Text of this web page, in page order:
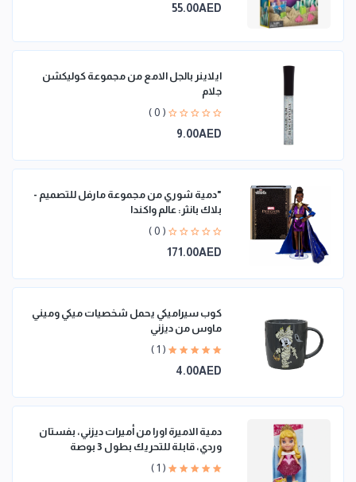
55.00AED
ايلاينر بالجل الامع من مجموعة كوليكشن
جلام
( 0 )
9.00AED
"دمية شوري من مجموعة مارفل للتصميم -
بلاك بانثر: عالم واكندا
( 0 )
171.00AED
كوب سيراميكي يحمل شخصيات ميكي وميني
ماوس من ديزني
( 1 )
4.00AED
دمية الاميرة اورا من أميرات ديزني، بفستان
وردي، قابلة للتحريك بطول 3 بوصة
( 1 )